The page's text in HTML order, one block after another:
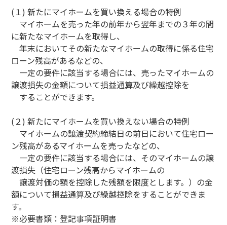
(１) 新たにマイホームを買い換える場合の特例
マイホームを売った年の前年から翌年までの３年の間
に新たなマイホームを取得し、
年末においてその新たなマイホームの取得に係る住宅
ローン残高があるなどの、
一定の要件に該当する場合には、売ったマイホームの
譲渡損失の金額について損益通算及び繰越控除を
することができます。
(２) 新たにマイホームを買い換えない場合の特例
マイホームの譲渡契約締結日の前日において住宅ロー
ン残高があるマイホームを売ったなどの、
一定の要件に該当する場合には、そのマイホームの譲
渡損失（住宅ローン残高からマイホームの
譲渡対価の額を控除した残額を限度とします。）の金
額について損益通算及び繰越控除をすることができま
す。
※必要書類：登記事項証明書